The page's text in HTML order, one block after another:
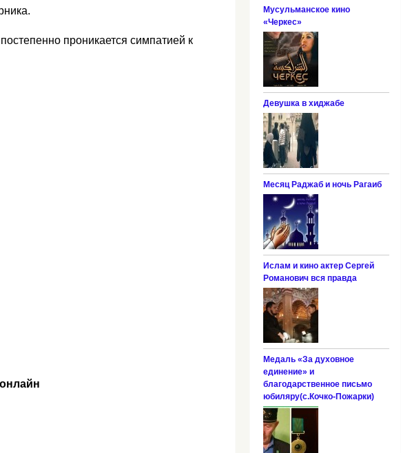
проникается симпатией к
Мусульманское кино
«Черкес»
Девушка в хиджабе
Месяц Раджаб и ночь Рагаиб
Ислам и кино актер Сергей
Романович вся правда
Медаль «За духовное
единение» и
благодарственное письмо
юбиляру(с.Кочко-Пожарки)